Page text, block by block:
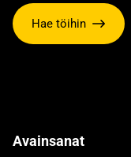
Hae töihin
Avainsanat